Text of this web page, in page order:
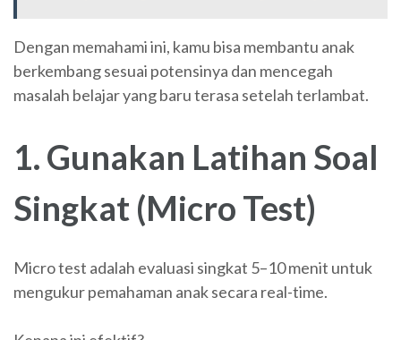
Dengan memahami ini, kamu bisa membantu anak
berkembang sesuai potensinya dan mencegah
masalah belajar yang baru terasa setelah terlambat.
1. Gunakan Latihan Soal
Singkat (Micro Test)
Micro test adalah evaluasi singkat 5–10 menit untuk
mengukur pemahaman anak secara real-time.